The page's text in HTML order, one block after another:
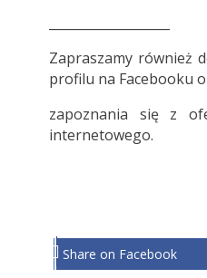
Zapraszamy również
profilu na Facebooku
zapoznania się z
internetowego.
Share on Facebook